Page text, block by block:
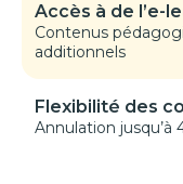
Accès à de l’e-
Contenus
additionnels
Flexibilité des
Annulation jusqu’à